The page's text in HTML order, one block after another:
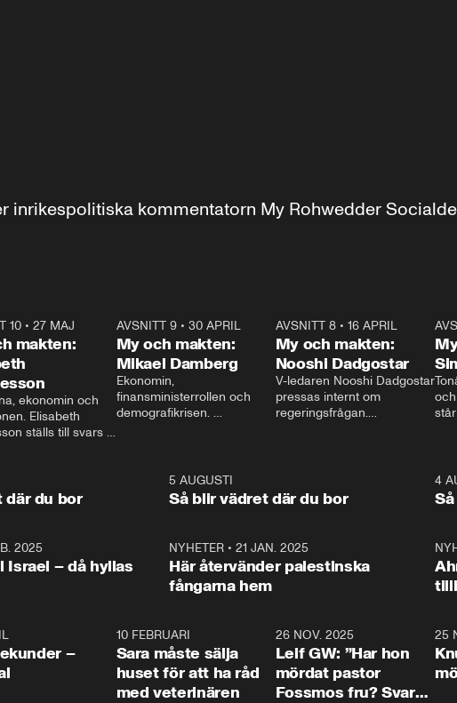
inrikespolitiska kommentatorn My Rohwedder
10 •27 MAJ
makten:
ekonomin och
Elisabeth
ställs till svars
AVSNITT 9• 30 APRIL
My och makten:
Mikael Damberg
Ekonomin,
finansministerrollen och
demografikrisen.
och Makten.
AVSNITT 8• 16 APRIL
My och makten:
Nooshi Dadgostar
V-ledaren Nooshi Dadgostar
pressas internt om
regeringsfrågan.
– Vi ställer upp i val. Ska vi
vara med så sitter vi förstås
1:06
där du bor
5 AUGUSTI
Så blir vädret där du bor
4
2025
Israel – då hyllas
NYHETER •21 JAN. 2025
Här återvänder palestinska
fångarna hem
–
10 FEBRUARI
Sara måste sälja
huset för att ha råd
med veterinären
26 NOV. 2025
Leif GW: ”Har hon
mördat pastor
Fossmos fru? Svar
25